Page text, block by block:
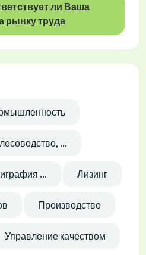
ли Ваша
рынку труда
...
... Лизинг
Производство
Управление качеством